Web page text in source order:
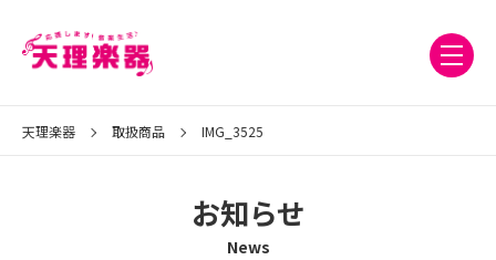
天理楽器 取扱商品 IMG_3525
お知らせ
News